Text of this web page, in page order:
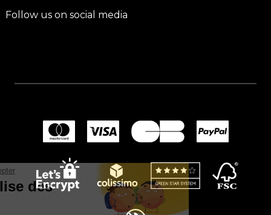
Continuer sans accepter
Ce site utilise des
Follow us on social media